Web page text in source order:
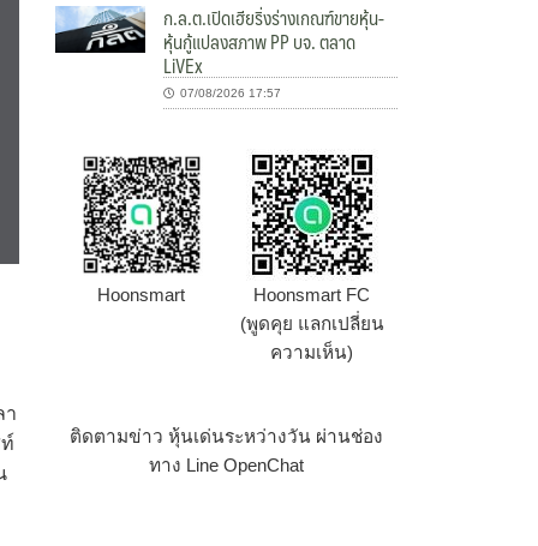
า
ก.ล.ต.เปิดเฮียริ่งร่างเกณฑ์ขายหุ้น-
หุ้นกู้แปลงสภาพ PP บจ. ตลาด
LiVEx
07/08/2026 17:57
Hoonsmart
Hoonsmart FC
(พูดคุย แลกเปลี่ยน
ความเห็น)
ติดตามข่าว หุ้นเด่นระหว่างวัน ผ่านช่อง
ทาง Line OpenChat